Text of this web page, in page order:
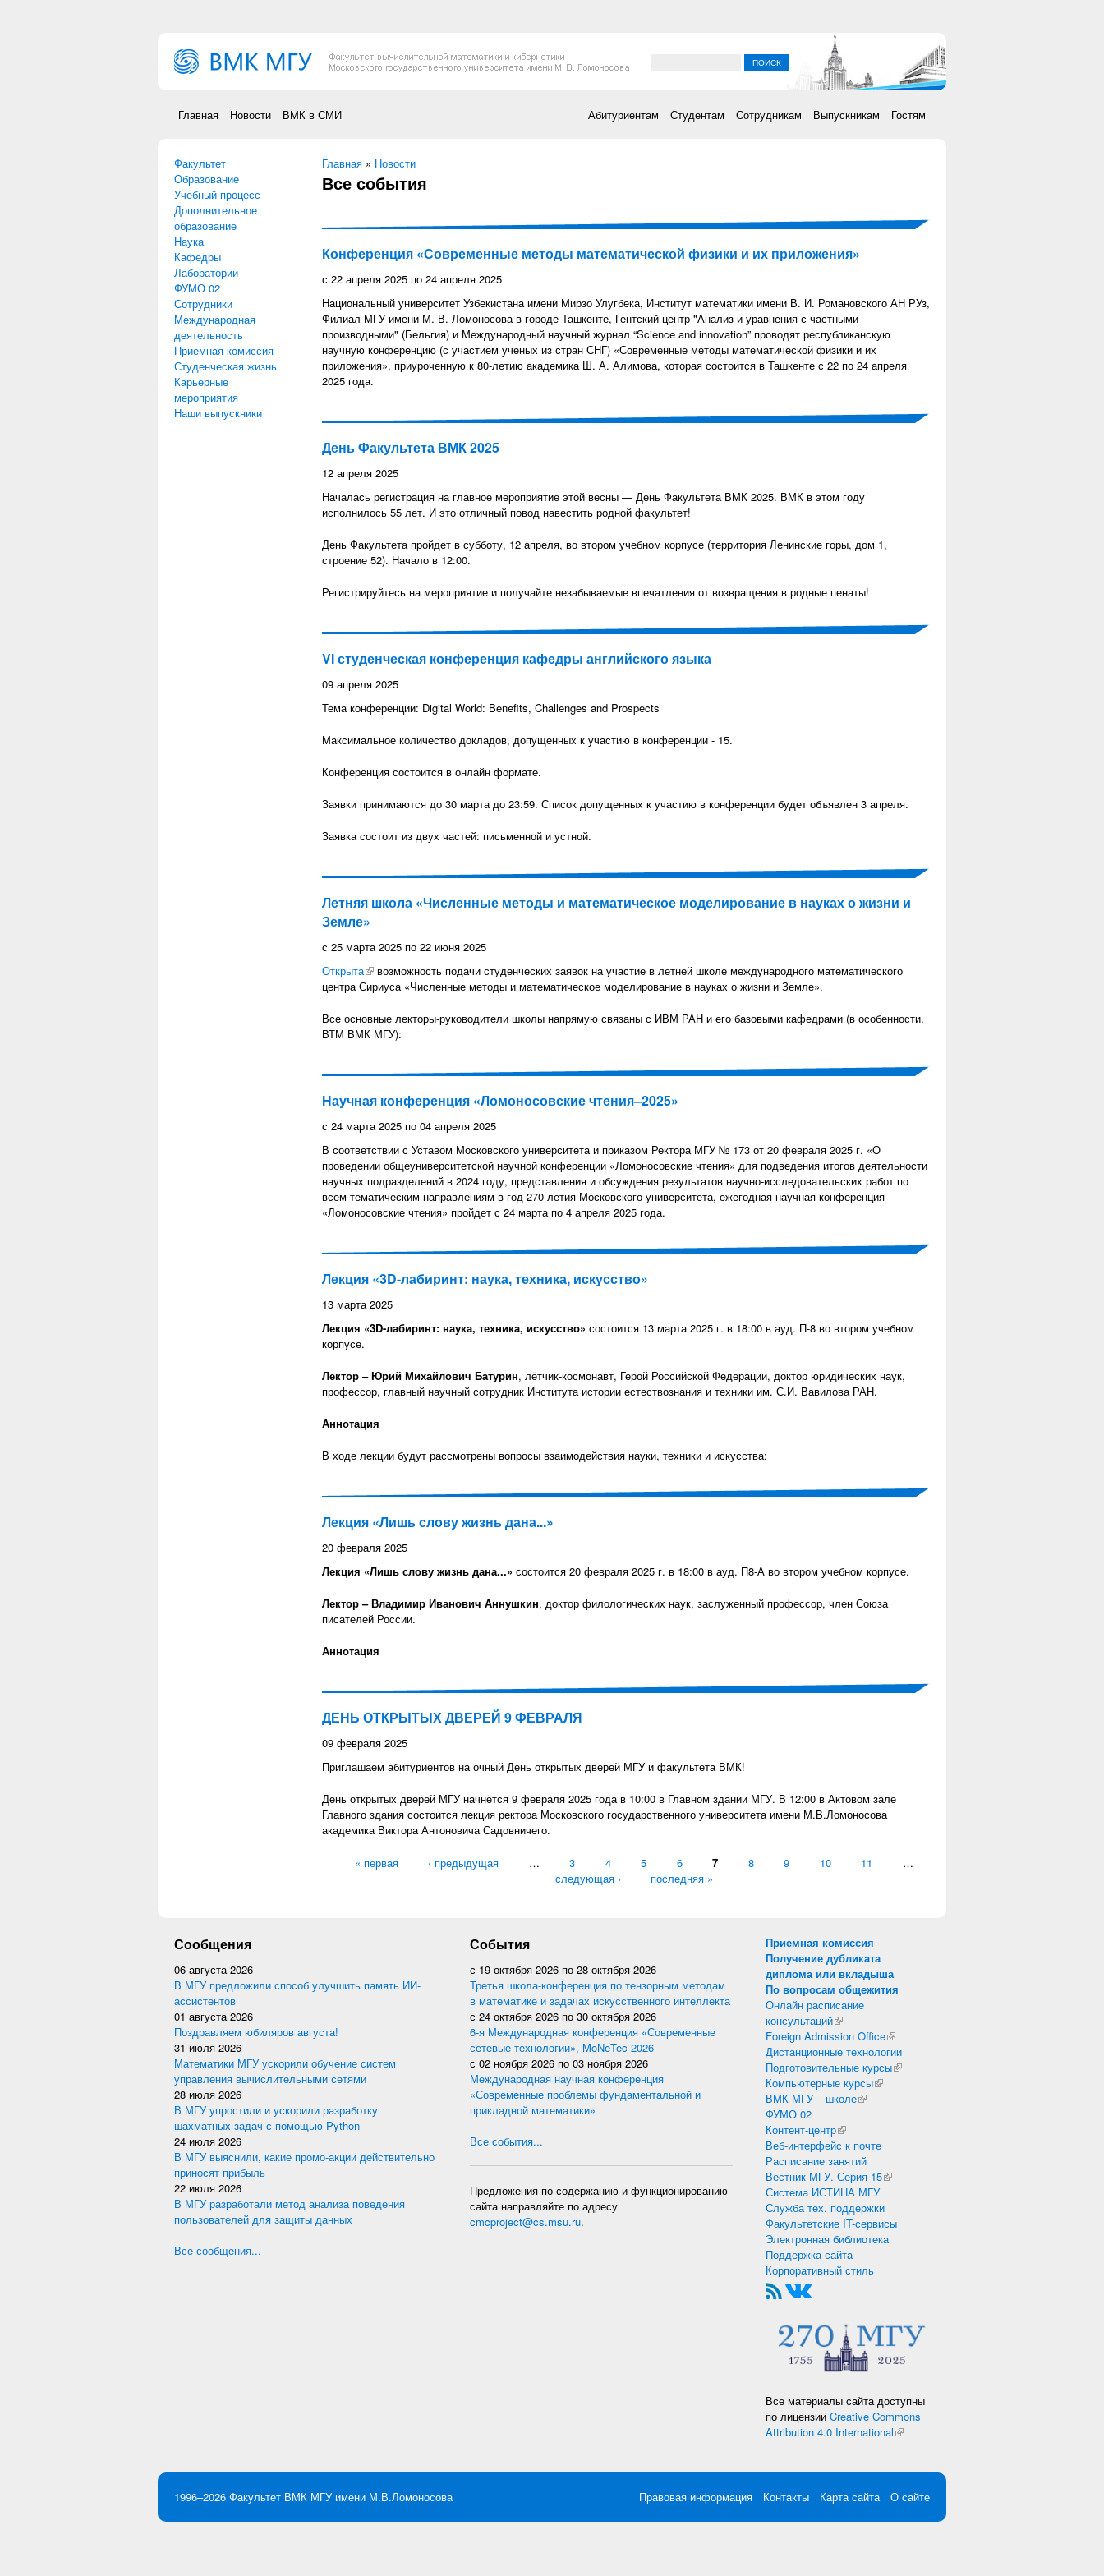
Главная Новости ВМК в СМИ Абитуриентам Студентам Сотрудникам Выпускникам Гостям
Факультет
Образование
Учебный процесс
Дополнительное
образование
Наука
Кафедры
Лаборатории
ФУМО 02
Сотрудники
Международная
деятельность
Приемная комиссия
Студенческая жизнь
Карьерные
мероприятия
Наши выпускники
Вы здесь
Главная » Новости
Все события
Конференция «Современные методы математической физики и их приложения»
с 22 апреля 2025 по 24 апреля 2025
Национальный университет Узбекистана имени Мирзо Улугбека, Институт математики имени В. И. Романовского АН РУз,
Филиал МГУ имени М. В. Ломоносова в городе Ташкенте, Гентский центр "Анализ и уравнения с частными
производными" (Бельгия) и Международный научный журнал “Science and innovation” проводят республиканскую
научную конференцию (с участием ученых из стран СНГ) «Современные методы математической физики и их
приложения», приуроченную к 80-летию академика Ш. А. Алимова, которая состоится в Ташкенте с 22 по 24 апреля
2025 года.
День Факультета ВМК 2025
12 апреля 2025
Началась регистрация на главное мероприятие этой весны — День Факультета ВМК 2025. ВМК в этом году
исполнилось 55 лет. И это отличный повод навестить родной факультет!
День Факультета пройдет в субботу, 12 апреля, во втором учебном корпусе (территория Ленинские горы, дом 1,
строение 52). Начало в 12:00.
Регистрируйтесь на мероприятие и получайте незабываемые впечатления от возвращения в родные пенаты!
VI студенческая конференция кафедры английского языка
09 апреля 2025
Тема конференции: Digital World: Benefits, Challenges and Prospects
Максимальное количество докладов, допущенных к участию в конференции - 15.
Конференция состоится в онлайн формате.
Заявки принимаются до 30 марта до 23:59. Список допущенных к участию в конференции будет объявлен 3 апреля.
Заявка состоит из двух частей: письменной и устной.
Летняя школа «Численные методы и математическое моделирование в науках о жизни и
Земле»
с 25 марта 2025 по 22 июня 2025
Открыта(внешняя ссылка)
возможность подачи студенческих заявок на участие в летней школе международного математического
центра Сириуса «Численные методы и математическое моделирование в науках о жизни и Земле».
Все основные лекторы-руководители школы напрямую связаны с ИВМ РАН и его базовыми кафедрами (в особенности,
ВТМ ВМК МГУ):
Научная конференция «Ломоносовские чтения–2025»
с 24 марта 2025 по 04 апреля 2025
В соответствии с Уставом Московского университета и приказом Ректора МГУ № 173 от 20 февраля 2025 г. «О
проведении общеуниверситетской научной конференции «Ломоносовские чтения» для подведения итогов деятельности
научных подразделений в 2024 году, представления и обсуждения результатов научно-исследовательских работ по
всем тематическим направлениям в год 270-летия Московского университета, ежегодная научная конференция
«Ломоносовские чтения» пройдет с 24 марта по 4 апреля 2025 года.
Лекция «3D-лабиринт: наука, техника, искусство»
13 марта 2025
Лекция «3D-лабиринт: наука, техника, искусство» состоится 13 марта 2025 г. в 18:00 в ауд. П-8 во втором учебном
корпусе.
Лектор – Юрий Михайлович Батурин, лётчик-космонавт, Герой Российской Федерации, доктор юридических наук,
профессор, главный научный сотрудник Института истории естествознания и техники им. С.И. Вавилова РАН.
Аннотация
В ходе лекции будут рассмотрены вопросы взаимодействия науки, техники и искусства:
Лекция «Лишь слову жизнь дана...»
20 февраля 2025
Лекция «Лишь слову жизнь дана...» состоится 20 февраля 2025 г. в 18:00 в ауд. П8-А во втором учебном корпусе.
Лектор – Владимир Иванович Аннушкин, доктор филологических наук, заслуженный профессор, член Союза
писателей России.
Аннотация
ДЕНЬ ОТКРЫТЫХ ДВЕРЕЙ 9 ФЕВРАЛЯ
09 февраля 2025
Приглашаем абитуриентов на очный День открытых дверей МГУ и факультета ВМК!
День открытых дверей МГУ начнётся 9 февраля 2025 года в 10:00 в Главном здании МГУ. В 12:00 в Актовом зале
Главного здания состоится лекция ректора Московского государственного университета имени М.В.Ломоносова
академика Виктора Антоновича Садовничего.
Страницы
« первая ‹ предыдущая … 3 4 5 6 7 8 9 10 11
…
следующая ›
последняя »
Сообщения
06 августа 2026
В МГУ предложили способ улучшить память ИИ-
ассистентов
01 августа 2026
Поздравляем юбиляров августа!
31 июля 2026
Математики МГУ ускорили обучение систем
управления вычислительными сетями
28 июля 2026
В МГУ упростили и ускорили разработку
шахматных задач с помощью Python
24 июля 2026
В МГУ выяснили, какие промо-акции действительно
приносят прибыль
22 июля 2026
В МГУ разработали метод анализа поведения
пользователей для защиты данных
Все сообщения...
События
с 19 октября 2026 по 28 октября 2026
Третья школа-конференция по тензорным методам
в математике и задачах искусственного интеллекта
с 24 октября 2026 по 30 октября 2026
6-я Международная конференция «Современные
сетевые технологии», MoNeTec-2026
с 02 ноября 2026 по 03 ноября 2026
Международная научная конференция
«Современные проблемы фундаментальной и
прикладной математики»
Все события...
Предложения по содержанию и функционированию
сайта направляйте по адресу
cmcproject@cs.msu.ru.
Приемная комиссия
Получение дубликата
диплома или вкладыша
По вопросам общежития
Онлайн расписание
консультаций(внешняя ссылка)
Foreign Admission Office(внешняя ссылка)
Дистанционные технологии
Подготовительные курсы(внешняя ссылка)
Компьютерные курсы(внешняя ссылка)
ВМК МГУ – школе(внешняя ссылка)
ФУМО 02
Контент-центр(внешняя ссылка)
Веб-интерфейс к почте
Расписание занятий
Вестник МГУ. Серия 15(внешняя ссылка)
Система ИСТИНА МГУ
Служба тех. поддержки
Факультетские IT-сервисы
Электронная библиотека
Поддержка сайта
Корпоративный стиль
Все материалы сайта доступны
по лицензии Creative Commons
Attribution 4.0 International(внешняя ссылка)
1996–2026 Факультет ВМК МГУ имени М.В.Ломоносова Правовая информация Контакты Карта сайта О сайте